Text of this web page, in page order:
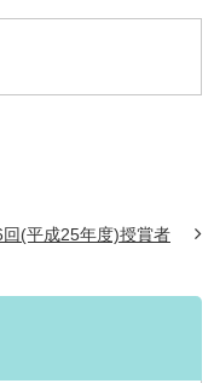
(平成25年度)授賞者